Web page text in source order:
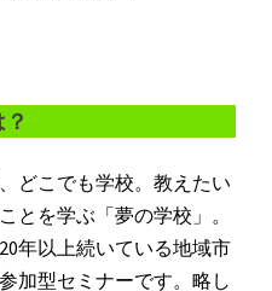
どこでも学校。教えたい
とを学ぶ「夢の学校」。
年以上続いている地域市
加型セミナーです。略し